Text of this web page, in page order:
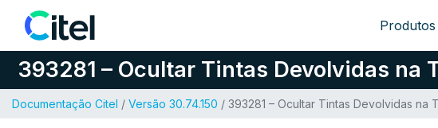
Pular para o conteúdo Produtos
393281 – Ocultar Tintas Devolvidas na
Documentação Citel / Versão 30.74.150 / 393281 – Ocultar Tintas Devolvidas na